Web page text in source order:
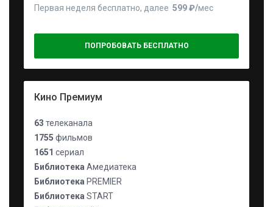
Первая неделя бесплатно, далее 599 ₽⁠/⁠мес
ПОПРОБОВАТЬ БЕСПЛАТНО
Кино Премиум
63 телеканала
1755 фильмов
1651 сериал
Библиотека Амедиатека
Библиотека PREMIER
Библиотека START